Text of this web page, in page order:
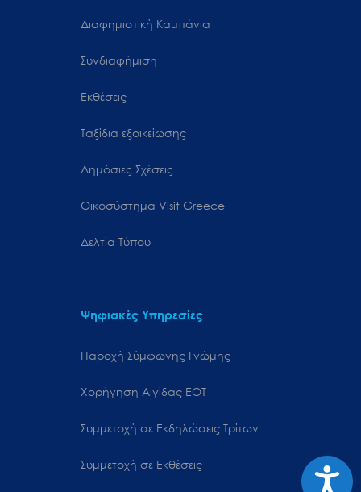
Διαφημιστική Καμπάνια
Συνδιαφήμιση
Εκθέσεις
Ταξίδια εξοικείωσης
Δημόσιες Σχέσεις
Oικοσύστημα Visit Greece
Δελτία Τύπου
Ψηφιακές Υπηρεσίες
Παροχή Σύμφωνης Γνώμης
Χορήγηση Αιγίδας ΕΟΤ
Συμμετοχή σε Εκδηλώσεις Τρίτων
Συμμετοχή σε Εκθέσεις